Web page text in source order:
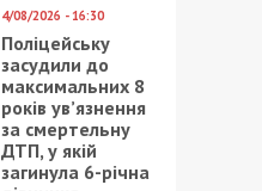
4/08/2026 - 16:30
Поліцейську
засудили до
максимальних 8
років ув’язнення
за смертельну
ДТП, у якій
загинула 6-річна